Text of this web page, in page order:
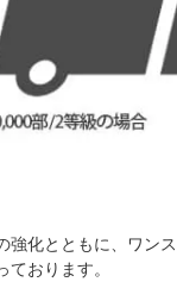
強化とともに、ワン
おります。